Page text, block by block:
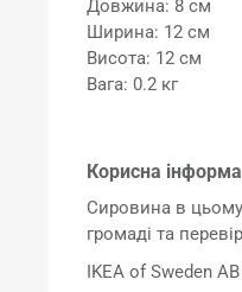
Довжина: 8 см
Ширина: 12 см
Висота: 12 см
Вага: 0.2 кг
Корисна
Сировина в цьому
громаді та
IKEA of Sweden